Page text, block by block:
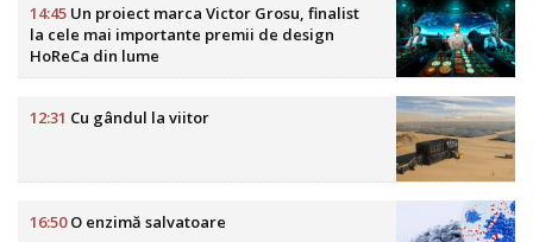
14:45 Un proiect marca Victor Grosu, finalist
la cele mai importante premii de design
HoReCa din lume
12:31 Cu gândul la viitor
16:50O enzimă salvatoare